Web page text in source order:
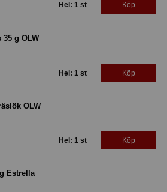
Hel: 1 st Köp
35 g OLW
Hel: 1 st Köp
OLW
Hel: 1 st Köp
Estrella